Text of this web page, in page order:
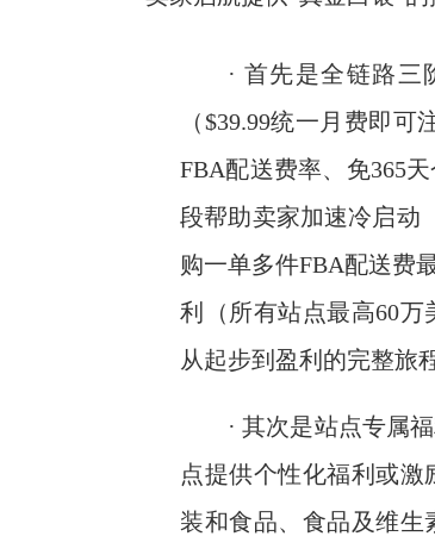
· 首先是全链路
（$39.99统一月费即
FBA配送费率、免365
段帮助卖家加速冷启动
购一单多件FBA配送费
利（所有站点最高60
从起步到盈利的完整旅程
· 其次是站点专属
点提供个性化福利或
装和食品、食品及维生